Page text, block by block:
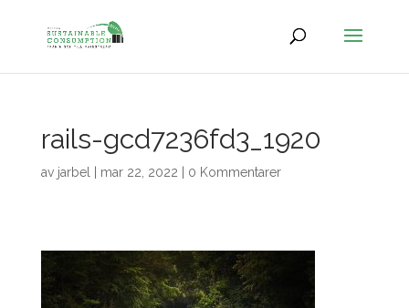
rails-gcd7236fd3_1920
av jarbel mar 22, 2022 0 Kommentarer